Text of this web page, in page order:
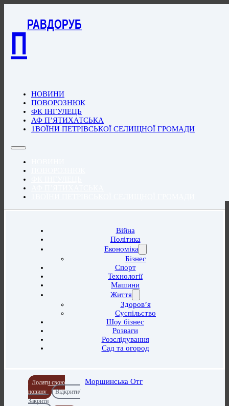
П
РАВДОРУБ
НОВИНИ
ПОВОРОЗНЮК
ФК ІНГУЛЕЦЬ
АФ П’ЯТИХАТСЬКА
1ВОЇНИ ПЕТРІВСЬКОЇ СЕЛИЩНОЇ ГРОМАДИ
Війна
Політика
Економіка
Бізнес
Спорт
Технології
Машини
Життя
Здоров’я
Суспільство
Шоу бізнес
Розваги
Розслідування
Сад та огород
Додати свою
новину
Відкрити/
Закрити
Моршинська Отг